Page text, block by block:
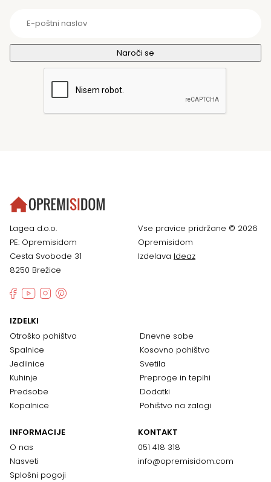
Lagea d.o.o.
PE: Opremisidom
Cesta Svobode 31
8250 Brežice
Vse pravice pridržane © 2026
Opremisidom
Izdelava Ideaz
IZDELKI
Otroško pohištvo
Spalnice
Jedilnice
Kuhinje
Predsobe
Kopalnice
Dnevne sobe
Kosovno pohištvo
Svetila
Preproge in tepihi
Dodatki
Pohištvo na zalogi
INFORMACIJE
O nas
Nasveti
Splošni pogoji
KONTAKT
051 418 318
info@opremisidom.com